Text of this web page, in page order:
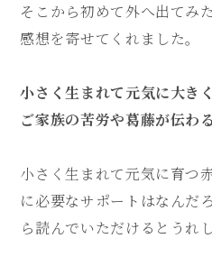
そこから初めて外へ出てみ
感想を寄せてくれました。
小さく生まれて元気に大き
ご家族の苦労や葛藤が伝わ
小さく生まれて元気に育つ
に必要なサポートはなんだ
ら読んでいただけるとうれ